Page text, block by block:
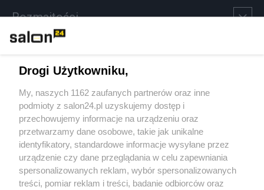
Rozmaitości
Sport
Społeczeństwo
Kultura
Drogi Użytkowniku,
My, naszych 1162 zaufanych partnerów oraz inne
podmioty z salon24.pl uzyskujemy dostęp i
przechowujemy informacje na urządzeniu oraz
przetwarzamy dane osobowe, takie jak unikalne
identyfikatory, standardowe informacje wysyłane przez
urządzenie czy dane przeglądania w celu zapewniania
spersonalizowanych reklam, wybór spersonalizowanych
treści, pomiar reklam i treści, badanie odbiorców oraz